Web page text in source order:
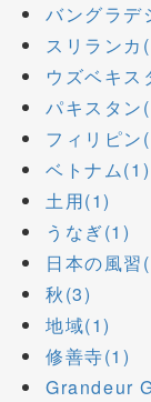
バングラデ
スリランカ
ウズベキス
パキスタン
フィリピン
ベトナム(1)
土用(1)
うなぎ(1)
日本の風習
秋(3)
地域(1)
修善寺(1)
Grandeur